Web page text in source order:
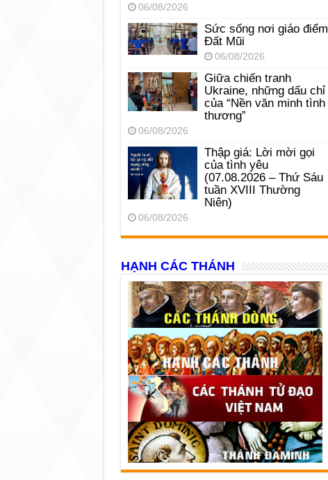
06/08/2026
Sức sống nơi giáo điểm
Đất Mũi
06/08/2026
Giữa chiến tranh
Ukraine, những dấu chỉ
của “Nền văn minh tình
thương”
06/08/2026
Thập giá: Lời mời gọi
của tình yêu
(07.08.2026 – Thứ Sáu
tuần XVIII Thường
Niên)
06/08/2026
HẠNH CÁC THÁNH